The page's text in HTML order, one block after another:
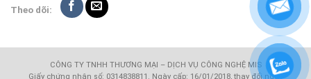
Theo dõi:
CÔNG TY TNHH THƯƠNG MẠI – DỊCH VỤ CÔNG NGHỆ MIS
Giấy chứng nhận số: 0314838811. Ngày cấp: 16/01/2018, thay đổi ngày